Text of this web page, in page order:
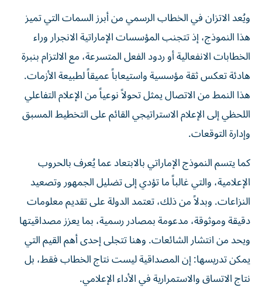
ويُعد الاتزان في الخطاب الرسمي من أبرز السمات التي تميز
هذا النموذج، إذ تتجنب المؤسسات الإماراتية الانجرار وراء
الخطابات الانفعالية أو ردود الفعل المتسرعة، مع الالتزام بنبرة
هادئة تعكس ثقة مؤسسية واستيعاباً عميقاً لطبيعة الأزمات.
هذا النمط من الاتصال يمثل تحولاً نوعياً من الإعلام التفاعلي
اللحظي إلى الإعلام الاستراتيجي القائم على التخطيط المسبق
وإدارة التوقعات.
كما يتسم النموذج الإماراتي بالابتعاد عما يُعرف بالحروب
الإعلامية، والتي غالباً ما تؤدي إلى تضليل الجمهور وتصعيد
النزاعات. وبدلاً من ذلك، تعتمد الدولة على تقديم معلومات
دقيقة وموثوقة، مدعومة بمصادر رسمية، بما يعزز مصداقيتها
ويحد من انتشار الشائعات. وهنا تتجلى إحدى أهم القيم التي
يمكن تدريسها: إن المصداقية ليست نتاج الخطاب فقط، بل
نتاج الاتساق والاستمرارية في الأداء الإعلامي.